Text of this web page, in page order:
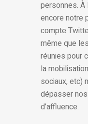
personnes. À
encore notre
compte
même que
réunies pour
la
sociaux, etc)
dépasser
d’affluence.